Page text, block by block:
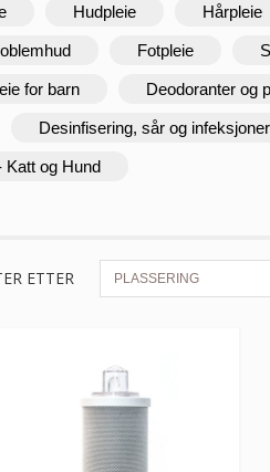
Hudpleie Hårpleie
Fotpleie
for barn Deodoranter og
Desinfisering, sår og infeksjoner
Katt og Hund
ETTER PLASSERING